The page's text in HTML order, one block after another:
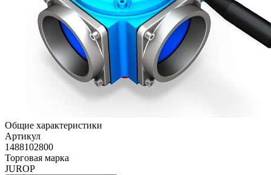
Общие характеристики
Артикул
1488102800
Торговая марка
JUROP